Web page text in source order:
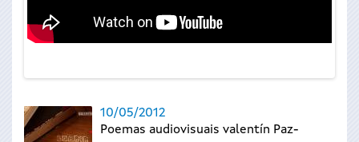
10/05/2012
Poemas audiovisuais valentín Paz-